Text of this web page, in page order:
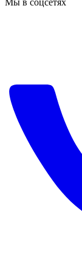
Мы в соцсетях